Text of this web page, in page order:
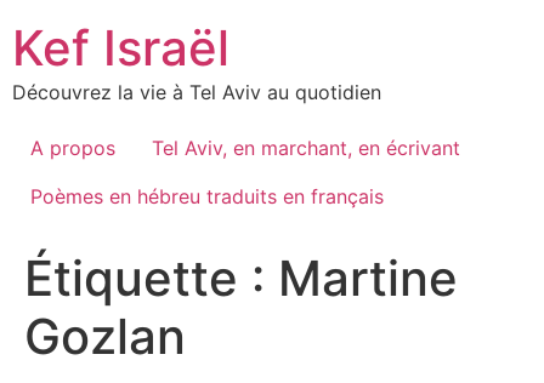
content
Kef Israël
Découvrez la vie à Tel Aviv au quotidien
A propos
Tel Aviv, en marchant, en écrivant
Poèmes en hébreu traduits en français
Étiquette : Martine
Gozlan